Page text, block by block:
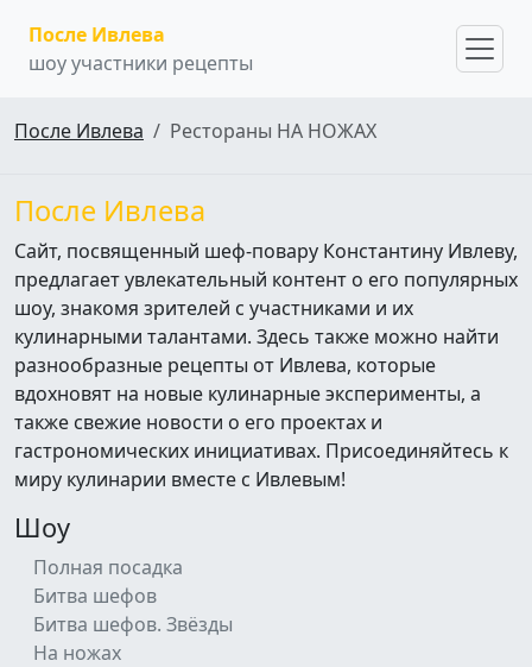
После Ивлева
шоу участники рецепты
После Ивлева Рестораны НА НОЖАХ
После Ивлева
Сайт, посвященный шеф-повару Константину Ивлеву,
предлагает увлекательный контент о его популярных
шоу, знакомя зрителей с участниками и их
кулинарными талантами. Здесь также можно найти
разнообразные рецепты от Ивлева, которые
вдохновят на новые кулинарные эксперименты, а
также свежие новости о его проектах и
гастрономических инициативах. Присоединяйтесь к
миру кулинарии вместе с Ивлевым!
Шоу
Полная посадка
Битва шефов
Битва шефов. Звёзды
На ножах